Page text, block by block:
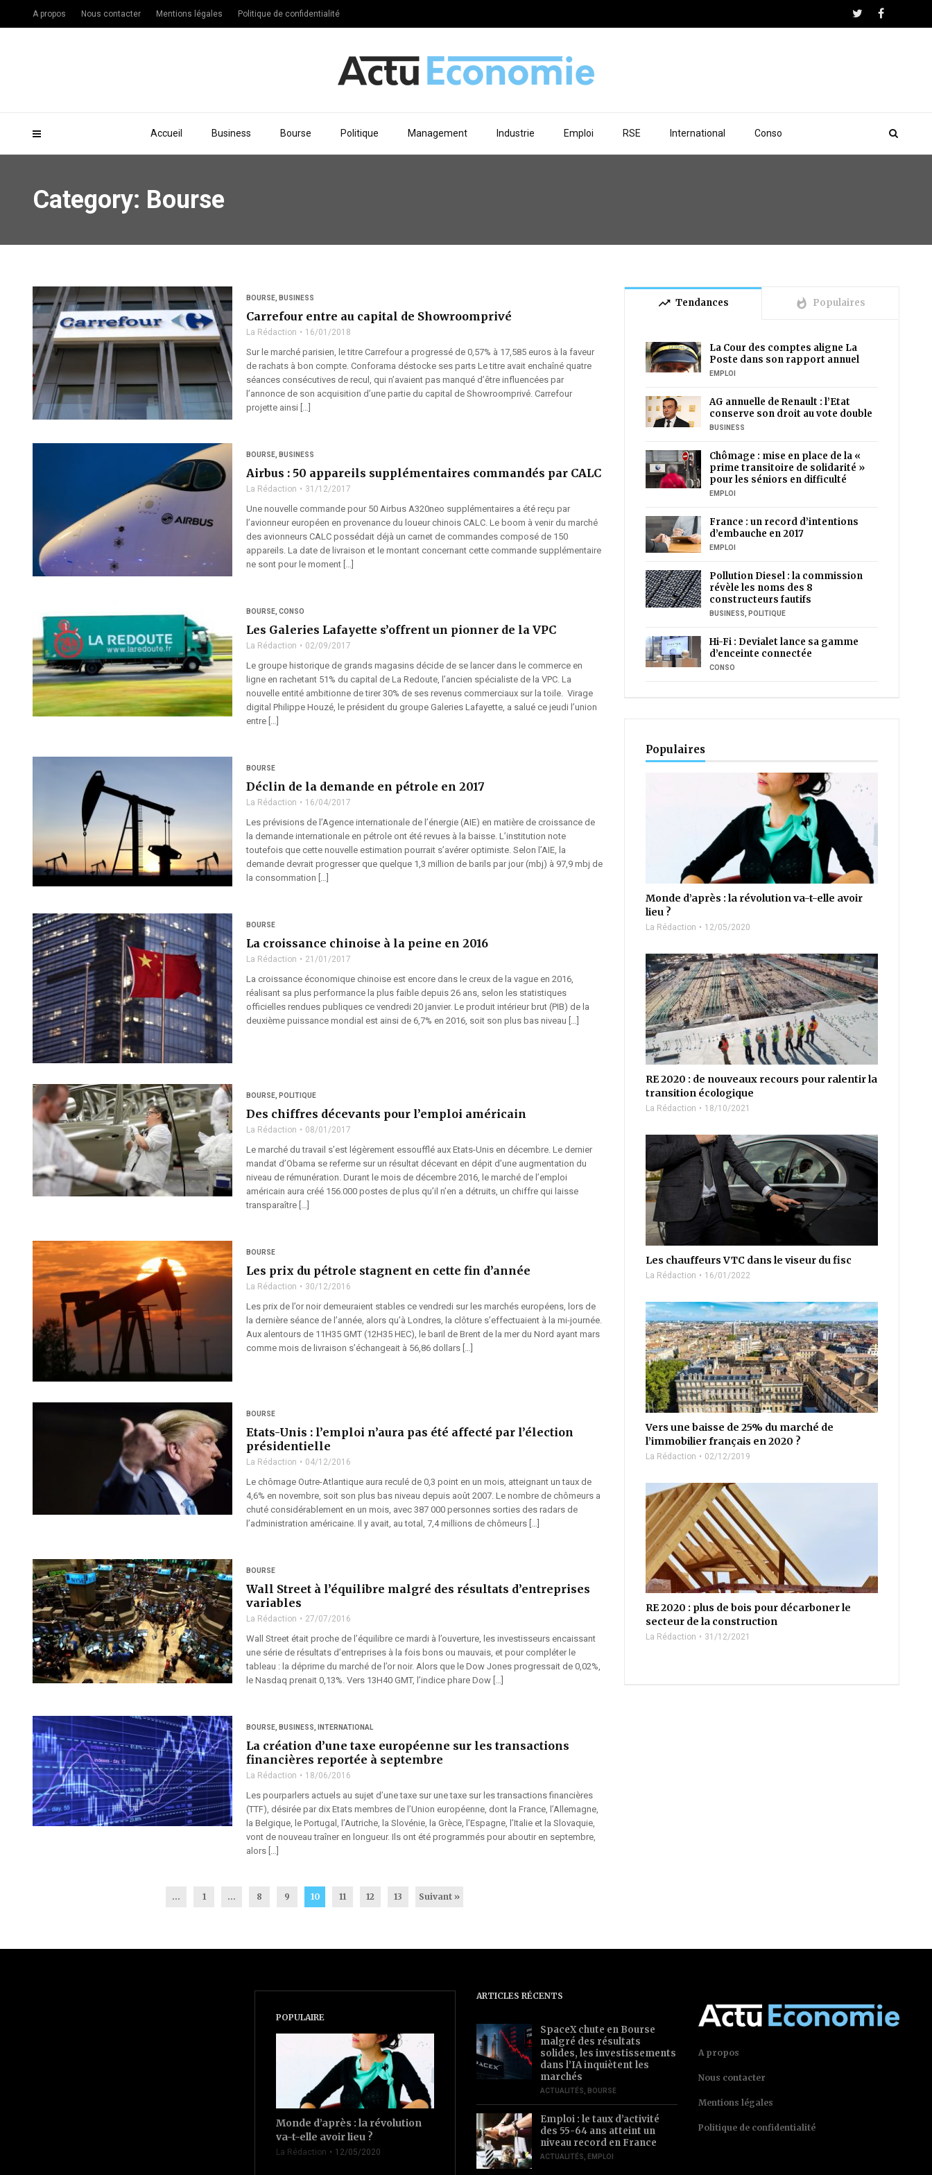
Accueil Business Bourse Politique Management Industrie Emploi RSE International Conso
A propos Nous contacter Mentions légales Politique de confidentialité
Category: Bourse
BOURSE BUSINESS
Carrefour entre au capital de Showroomprivé
La Rédaction 16/01/2018
Sur le marché parisien, le titre Carrefour a progressé de 0,57% à 17,585 euros à la faveur
de rachats à bon compte. Conforama déstocke ses parts Le titre avait enchaîné quatre
séances consécutives de recul, qui n’avaient pas manqué d’être influencées par
l’annonce de son acquisition d’une partie du capital de Showroomprivé. Carrefour
projette ainsi […]
BOURSE BUSINESS
Airbus : 50 appareils supplémentaires commandés par CALC
La Rédaction 31/12/2017
Une nouvelle commande pour 50 Airbus A320neo supplémentaires a été reçu par
l’avionneur européen en provenance du loueur chinois CALC. Le boom à venir du marché
des avionneurs CALC possédait déjà un carnet de commandes composé de 150
appareils. La date de livraison et le montant concernant cette commande supplémentaire
ne sont pour le moment […]
BOURSE CONSO
Les Galeries Lafayette s’offrent un pionner de la VPC
La Rédaction 02/09/2017
Le groupe historique de grands magasins décide de se lancer dans le commerce en
ligne en rachetant 51% du capital de La Redoute, l’ancien spécialiste de la VPC. La
nouvelle entité ambitionne de tirer 30% de ses revenus commerciaux sur la toile. Virage
digital Philippe Houzé, le président du groupe Galeries Lafayette, a salué ce jeudi l’union
entre […]
BOURSE
Déclin de la demande en pétrole en 2017
La Rédaction 16/04/2017
Les prévisions de l’Agence internationale de l’énergie (AIE) en matière de croissance de
la demande internationale en pétrole ont été revues à la baisse. L’institution note
toutefois que cette nouvelle estimation pourrait s’avérer optimiste. Selon l’AIE, la
demande devrait progresser que quelque 1,3 million de barils par jour (mbj) à 97,9 mbj de
la consommation […]
BOURSE
La croissance chinoise à la peine en 2016
La Rédaction 21/01/2017
La croissance économique chinoise est encore dans le creux de la vague en 2016,
réalisant sa plus performance la plus faible depuis 26 ans, selon les statistiques
officielles rendues publiques ce vendredi 20 janvier. Le produit intérieur brut (PIB) de la
deuxième puissance mondial est ainsi de 6,7% en 2016, soit son plus bas niveau […]
BOURSE POLITIQUE
Des chiffres décevants pour l’emploi américain
La Rédaction 08/01/2017
Le marché du travail s’est légèrement essoufflé aux Etats-Unis en décembre. Le dernier
mandat d’Obama se referme sur un résultat décevant en dépit d’une augmentation du
niveau de rémunération. Durant le mois de décembre 2016, le marché de l’emploi
américain aura créé 156.000 postes de plus qu’il n’en a détruits, un chiffre qui laisse
transparaître […]
BOURSE
Les prix du pétrole stagnent en cette fin d’année
La Rédaction 30/12/2016
Les prix de l’or noir demeuraient stables ce vendredi sur les marchés européens, lors de
la dernière séance de l’année, alors qu’à Londres, la clôture s’effectuaient à la mi-journée.
Aux alentours de 11H35 GMT (12H35 HEC), le baril de Brent de la mer du Nord ayant mars
comme mois de livraison s’échangeait à 56,86 dollars […]
BOURSE
Etats-Unis : l’emploi n’aura pas été affecté par l’élection
présidentielle
La Rédaction 04/12/2016
Le chômage Outre-Atlantique aura reculé de 0,3 point en un mois, atteignant un taux de
4,6% en novembre, soit son plus bas niveau depuis août 2007. Le nombre de chômeurs a
chuté considérablement en un mois, avec 387 000 personnes sorties des radars de
l’administration américaine. Il y avait, au total, 7,4 millions de chômeurs […]
BOURSE
Wall Street à l’équilibre malgré des résultats d’entreprises
variables
La Rédaction 27/07/2016
Wall Street était proche de l’équilibre ce mardi à l’ouverture, les investisseurs encaissant
une série de résultats d’entreprises à la fois bons ou mauvais, et pour compléter le
tableau : la déprime du marché de l’or noir. Alors que le Dow Jones progressait de 0,02%,
le Nasdaq prenait 0,13%. Vers 13H40 GMT, l’indice phare Dow […]
BOURSE BUSINESS INTERNATIONAL
La création d’une taxe européenne sur les transactions
financières reportée à septembre
La Rédaction 18/06/2016
Les pourparlers actuels au sujet d’une taxe sur une taxe sur les transactions financières
(TTF), désirée par dix Etats membres de l’Union européenne, dont la France, l’Allemagne,
la Belgique, le Portugal, l’Autriche, la Slovénie, la Grèce, l’Espagne, l’Italie et la Slovaquie,
vont de nouveau traîner en longueur. Ils ont été programmés pour aboutir en septembre,
alors […]
... 1 … 8 9 10 11 12 13 Suivant »
trending_up Tendances whatshot Populaires
La Cour des comptes aligne La
Poste dans son rapport annuel
EMPLOI
AG annuelle de Renault : l’Etat
conserve son droit au vote double
BUSINESS
Chômage : mise en place de la «
prime transitoire de solidarité »
pour les séniors en difficulté
EMPLOI
France : un record d’intentions
d’embauche en 2017
EMPLOI
Pollution Diesel : la commission
révèle les noms des 8
constructeurs fautifs
BUSINESS, POLITIQUE
Hi-Fi : Devialet lance sa gamme
d’enceinte connectée
CONSO
Populaires
Monde d’après : la révolution va-t-elle avoir
lieu ?
La Rédaction 12/05/2020
RE 2020 : de nouveaux recours pour ralentir la
transition écologique
La Rédaction 18/10/2021
Les chauffeurs VTC dans le viseur du fisc
La Rédaction 16/01/2022
Vers une baisse de 25% du marché de
l’immobilier français en 2020 ?
La Rédaction 02/12/2019
RE 2020 : plus de bois pour décarboner le
secteur de la construction
La Rédaction 31/12/2021
POPULAIRE
Monde d’après : la révolution
va-t-elle avoir lieu ?
La Rédaction 12/05/2020
ARTICLES RÉCENTS
SpaceX chute en Bourse
malgré des résultats
solides, les investissements
dans l’IA inquiètent les
marchés
ACTUALITÉS BOURSE
Emploi : le taux d’activité
des 55-64 ans atteint un
niveau record en France
ACTUALITÉS EMPLOI
A propos
Nous contacter
Mentions légales
Politique de confidentialité